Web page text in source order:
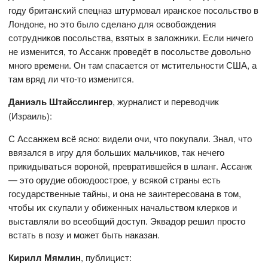
году британский спецназ штурмовал иранское посольство в
Лондоне, но это было сделано для освобождения
сотрудников посольства, взятых в заложники. Если ничего
не изменится, то Ассанж проведёт в посольстве довольно
много времени. Он там спасается от мстительности США, а
там вряд ли что-то изменится.
Даниэль Штайсслингер, журналист и переводчик
(Израиль):
С Ассанжем всё ясно: видели очи, что покупали. Знал, что
ввязался в игру для больших мальчиков, так нечего
прикидываться вороной, превратившейся в шланг. Ассанж
— это орудие обоюдоострое, у всякой страны есть
государственные тайны, и она не заинтересована в том,
чтобы их скупали у обиженных начальством клерков и
выставляли во всеобщий доступ. Эквадор решил просто
встать в позу и может быть наказан.
Кирилл Мямлин, публицист: